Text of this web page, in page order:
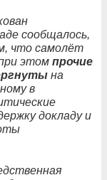
сообщалось,
что самолёт
этом прочие
на
в
докладу и